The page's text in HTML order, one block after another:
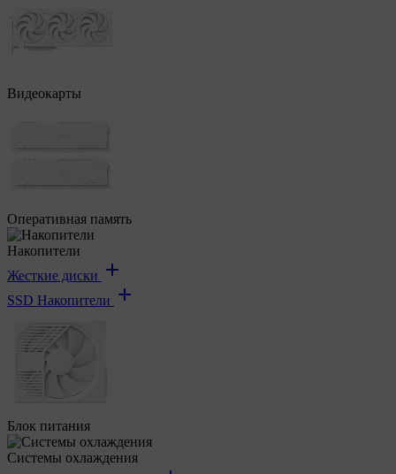
Видеокарты
Оперативная память
Накопители
Жесткие диски
SSD Накопители
Блок питания
Системы охлаждения